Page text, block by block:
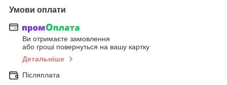
Умови оплати
Ви отримаєте замовлення
або гроші повернуться на вашу картку
Детальніше
Післяплата